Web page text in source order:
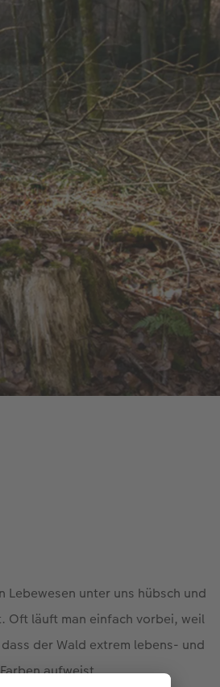
Lebewesen unter uns hübsch und
Oft läuft man einfach vorbei, weil
der Wald extrem lebens- und
aufweist.